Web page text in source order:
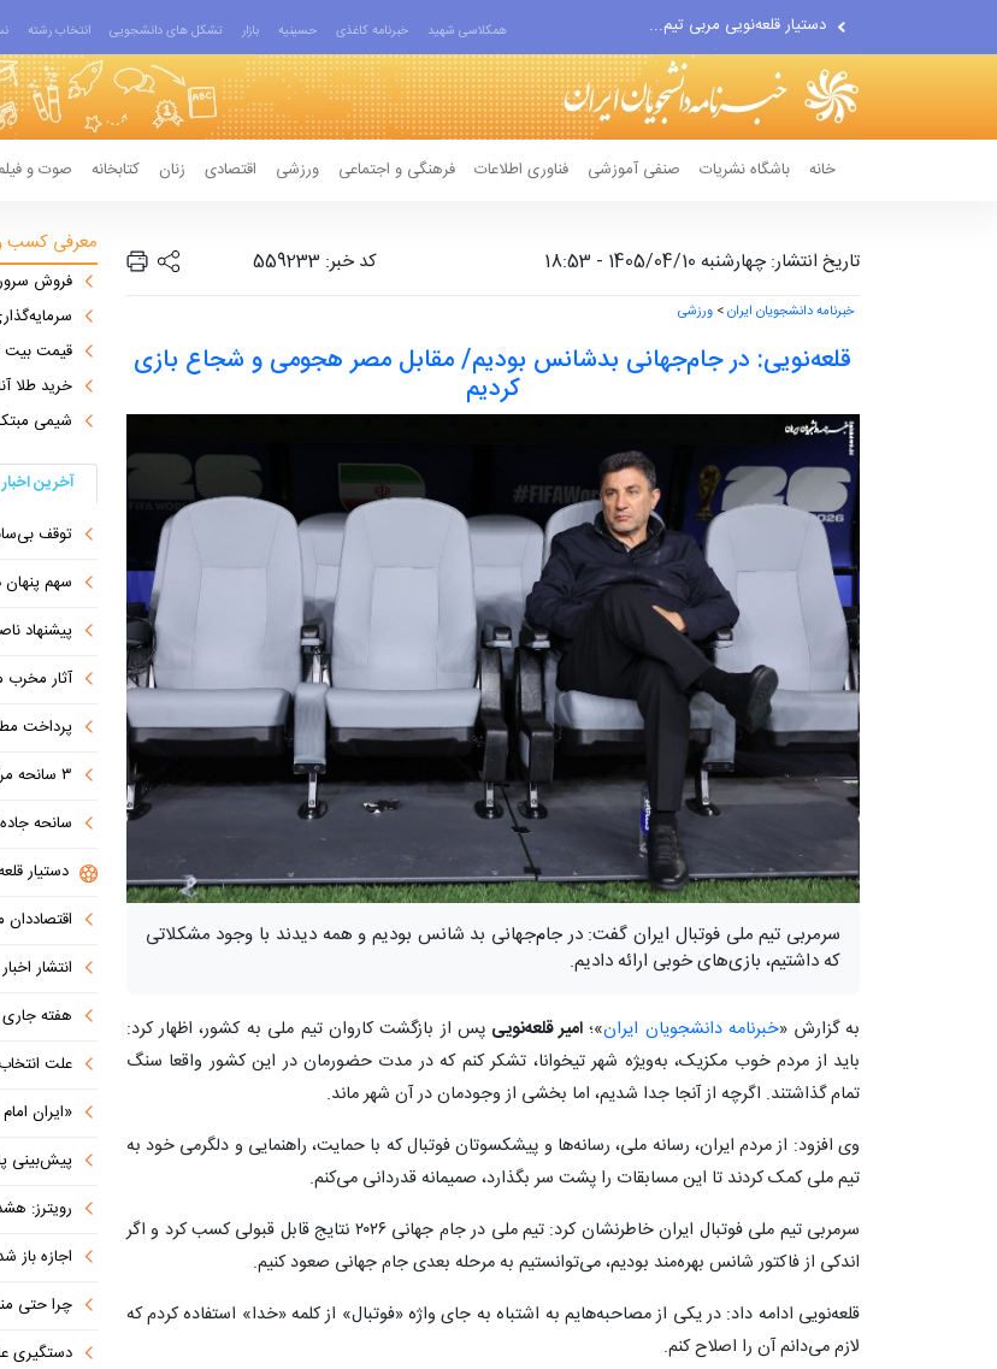
اقتصاددان معروف آمریکایی:...
انتشار اخبار جعلی توسط...
همکلاسی شهید خبرنامه کاغذی حسینیه بازار تشکل های دانشجویی انتخاب رشته
خانه باشگاه نشریات صنفی آموزشی فناوری اطلاعات فرهنگی و اجتماعی ورزشی اقتصادی زنان کتابخانه صوت و
تاریخ انتشار: چهارشنبه 1405/04/10 - 18:53 کد خبر: 559233
خبرنامه دانشجویان ایران> ورزشی
قلعه‌نویی: در جام‌جهانی بدشانس بودیم/ مقابل مصر هجومی و شجاع بازی
کردیم
سرمربی تیم ملی فوتبال ایران گفت: در جام‌جهانی بد شانس بودیم و همه دیدند با وجود مشکلاتی
که داشتیم، بازی‌های خوبی ارائه دادیم.
به گزارش «خبرنامه دانشجویان ایران»؛ امیر قلعه‌نویی پس از بازگشت کاروان تیم ملی به کشور، اظهار کرد:
باید از مردم خوب مکزیک، به‌ویژه شهر تیخوانا، تشکر کنم که در مدت حضورمان در این کشور واقعا سنگ
تمام گذاشتند. اگرچه از آنجا جدا شدیم، اما بخشی از وجودمان در آن شهر ماند.
وی افزود: از مردم ایران، رسانه ملی، رسانه‌ها و پیشکسوتان فوتبال که با حمایت، راهنمایی و دلگرمی خود به
تیم ملی کمک کردند تا این مسابقات را پشت سر بگذارد، صمیمانه قدردانی می‌کنم.
سرمربی تیم ملی فوتبال ایران خاطرنشان کرد: تیم ملی در جام جهانی ۲۰۲۶ نتایج قابل قبولی کسب کرد و اگر
اندکی از فاکتور شانس بهره‌مند بودیم، می‌توانستیم به مرحله بعدی جام جهانی صعود کنیم.
قلعه‌نویی ادامه داد: در یکی از مصاحبه‌هایم به اشتباه به جای واژه «فوتبال» از کلمه «خدا» استفاده کردم که
لازم می‌دانم آن را اصلاح کنم.
معرفی کسب
فروش
قیمت بیت
خرید طلا
شیمی
آخرین اخبار
توقف
سهم پنهان
پیشنهاد ناصر
آثار مخرب
پرداخت مطالبات
۳ سانحه مرگبار طی یک هفته در بزرگراه‌های تهران؛ هشدار دوباره به رانندگان و عابران
سانحه جاده‌ای
دستیار
اقتصاددان
انتشار
هفته جاری فقط ۶ نفتکش از
علت انتخاب مجدد همتی
«ایران امام
پیش‌بینی
رویترز: هشدار
اجازه باز
چرا حتی
دستگیری عامل